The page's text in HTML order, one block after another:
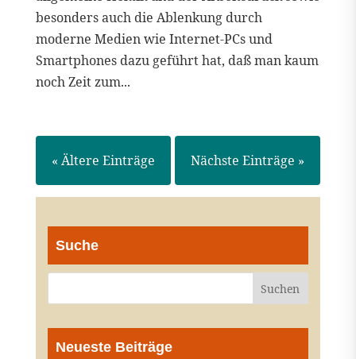
besonders auch die Ablenkung durch
moderne Medien wie Internet-PCs und
Smartphones dazu geführt hat, daß man kaum
noch Zeit zum...
« Ältere Einträge Nächste Einträge »
Suche
Neueste Beiträge